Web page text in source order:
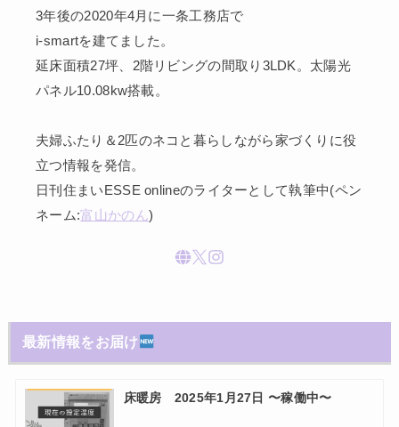
3年後の2020年4月に一条工務店で
i-smartを建てました。
延床面積27坪、2階リビングの間取り3LDK。太陽光
パネル10.08kw搭載。
夫婦ふたり＆2匹のネコと暮らしながら家づくりに役
立つ情報を発信。
日刊住まいESSE onlineのライターとして執筆中(ペン
ネーム:富山かのん)
最新情報をお届け
床暖房 2025年1月27日 〜稼働中〜